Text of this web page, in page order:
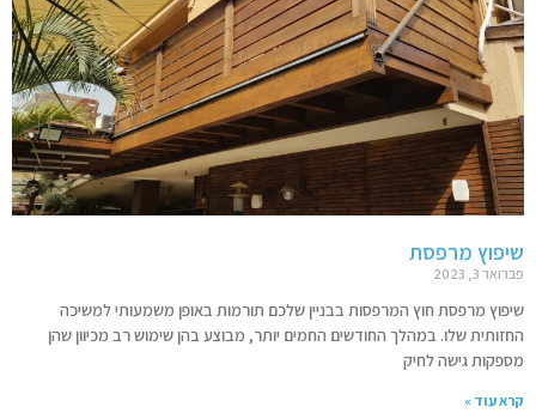
שיפוץ מרפסת
פברואר 3, 2023
שיפוץ מרפסת חוץ המרפסות בבניין שלכם תורמות באופן משמעותי למשיכה
החזותית שלו. במהלך החודשים החמים יותר, מבוצע בהן שימוש רב מכיוון שהן
מספקות גישה לחיק
קרא עוד »